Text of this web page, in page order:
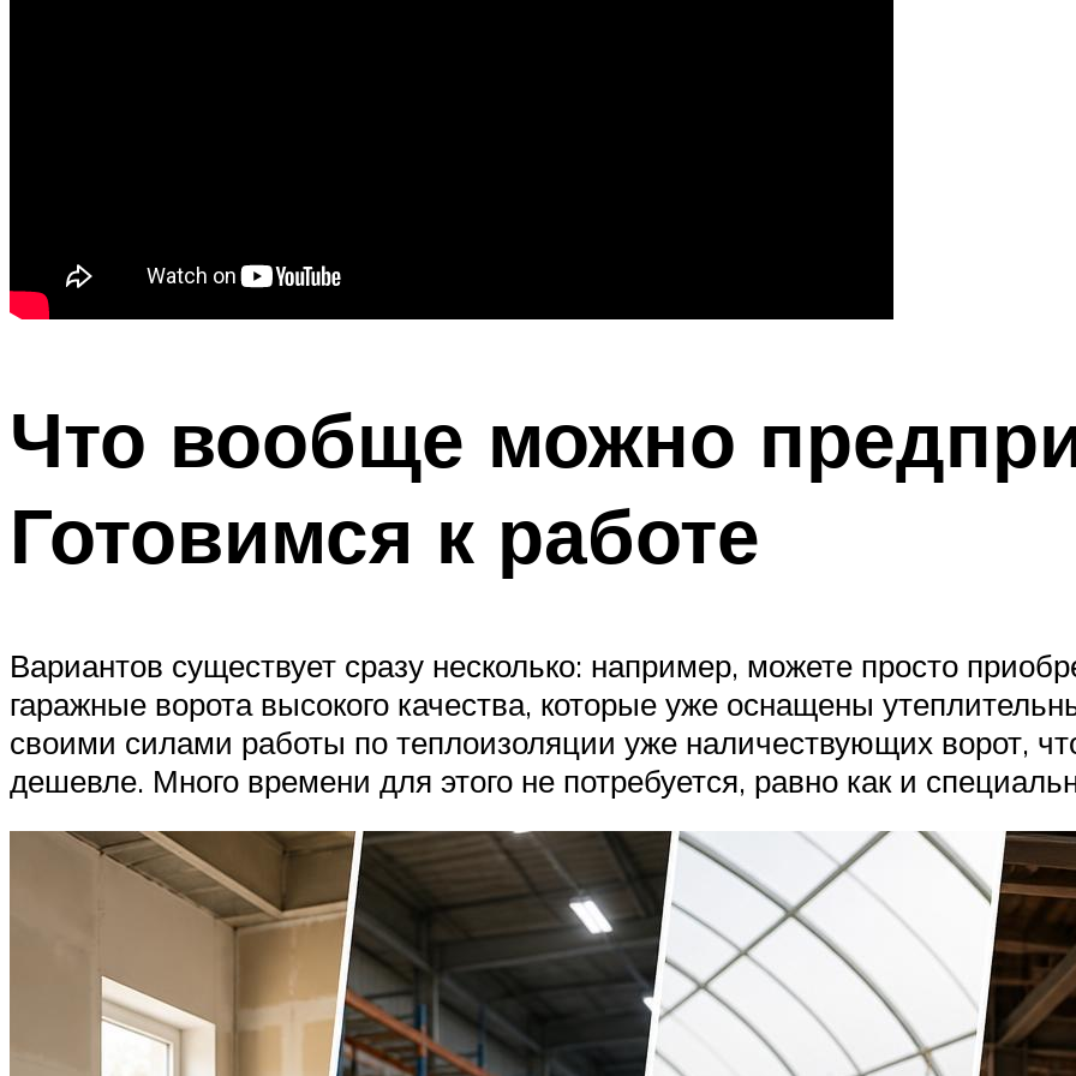
Что вообще можно
Готовимся к работе
Вариантов существует сразу несколько: например, можете просто
гаражные ворота высокого качества, которые уже оснащены
своими силами работы по теплоизоляции уже наличествующих ворот,
дешевле. Много времени для этого не потребуется, равно как и